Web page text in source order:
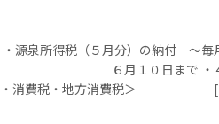
・源泉所得税（５月分）の納付 ～毎
月１０日まで ・４月決
・消費税・地方消費税＞